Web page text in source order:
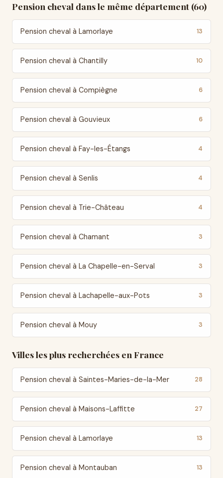
Pension cheval dans le même département (60)
Pension cheval à Lamorlaye 13
Pension cheval à Chantilly 10
Pension cheval à Compiègne 6
Pension cheval à Gouvieux 6
Pension cheval à Fay-les-Étangs 4
Pension cheval à Senlis 4
Pension cheval à Trie-Château 4
Pension cheval à Chamant 3
Pension cheval à La Chapelle-en-Serval 3
Pension cheval à Lachapelle-aux-Pots 3
Pension cheval à Mouy 3
Villes les plus recherchées en France
Pension cheval à Saintes-Maries-de-la-Mer 28
Pension cheval à Maisons-Laffitte 27
Pension cheval à Lamorlaye 13
Pension cheval à Montauban 13